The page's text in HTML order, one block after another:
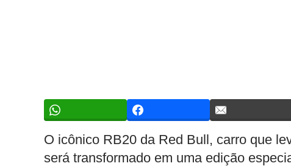
O icônico RB20 da Red Bull, carro que
será transformado em uma edição